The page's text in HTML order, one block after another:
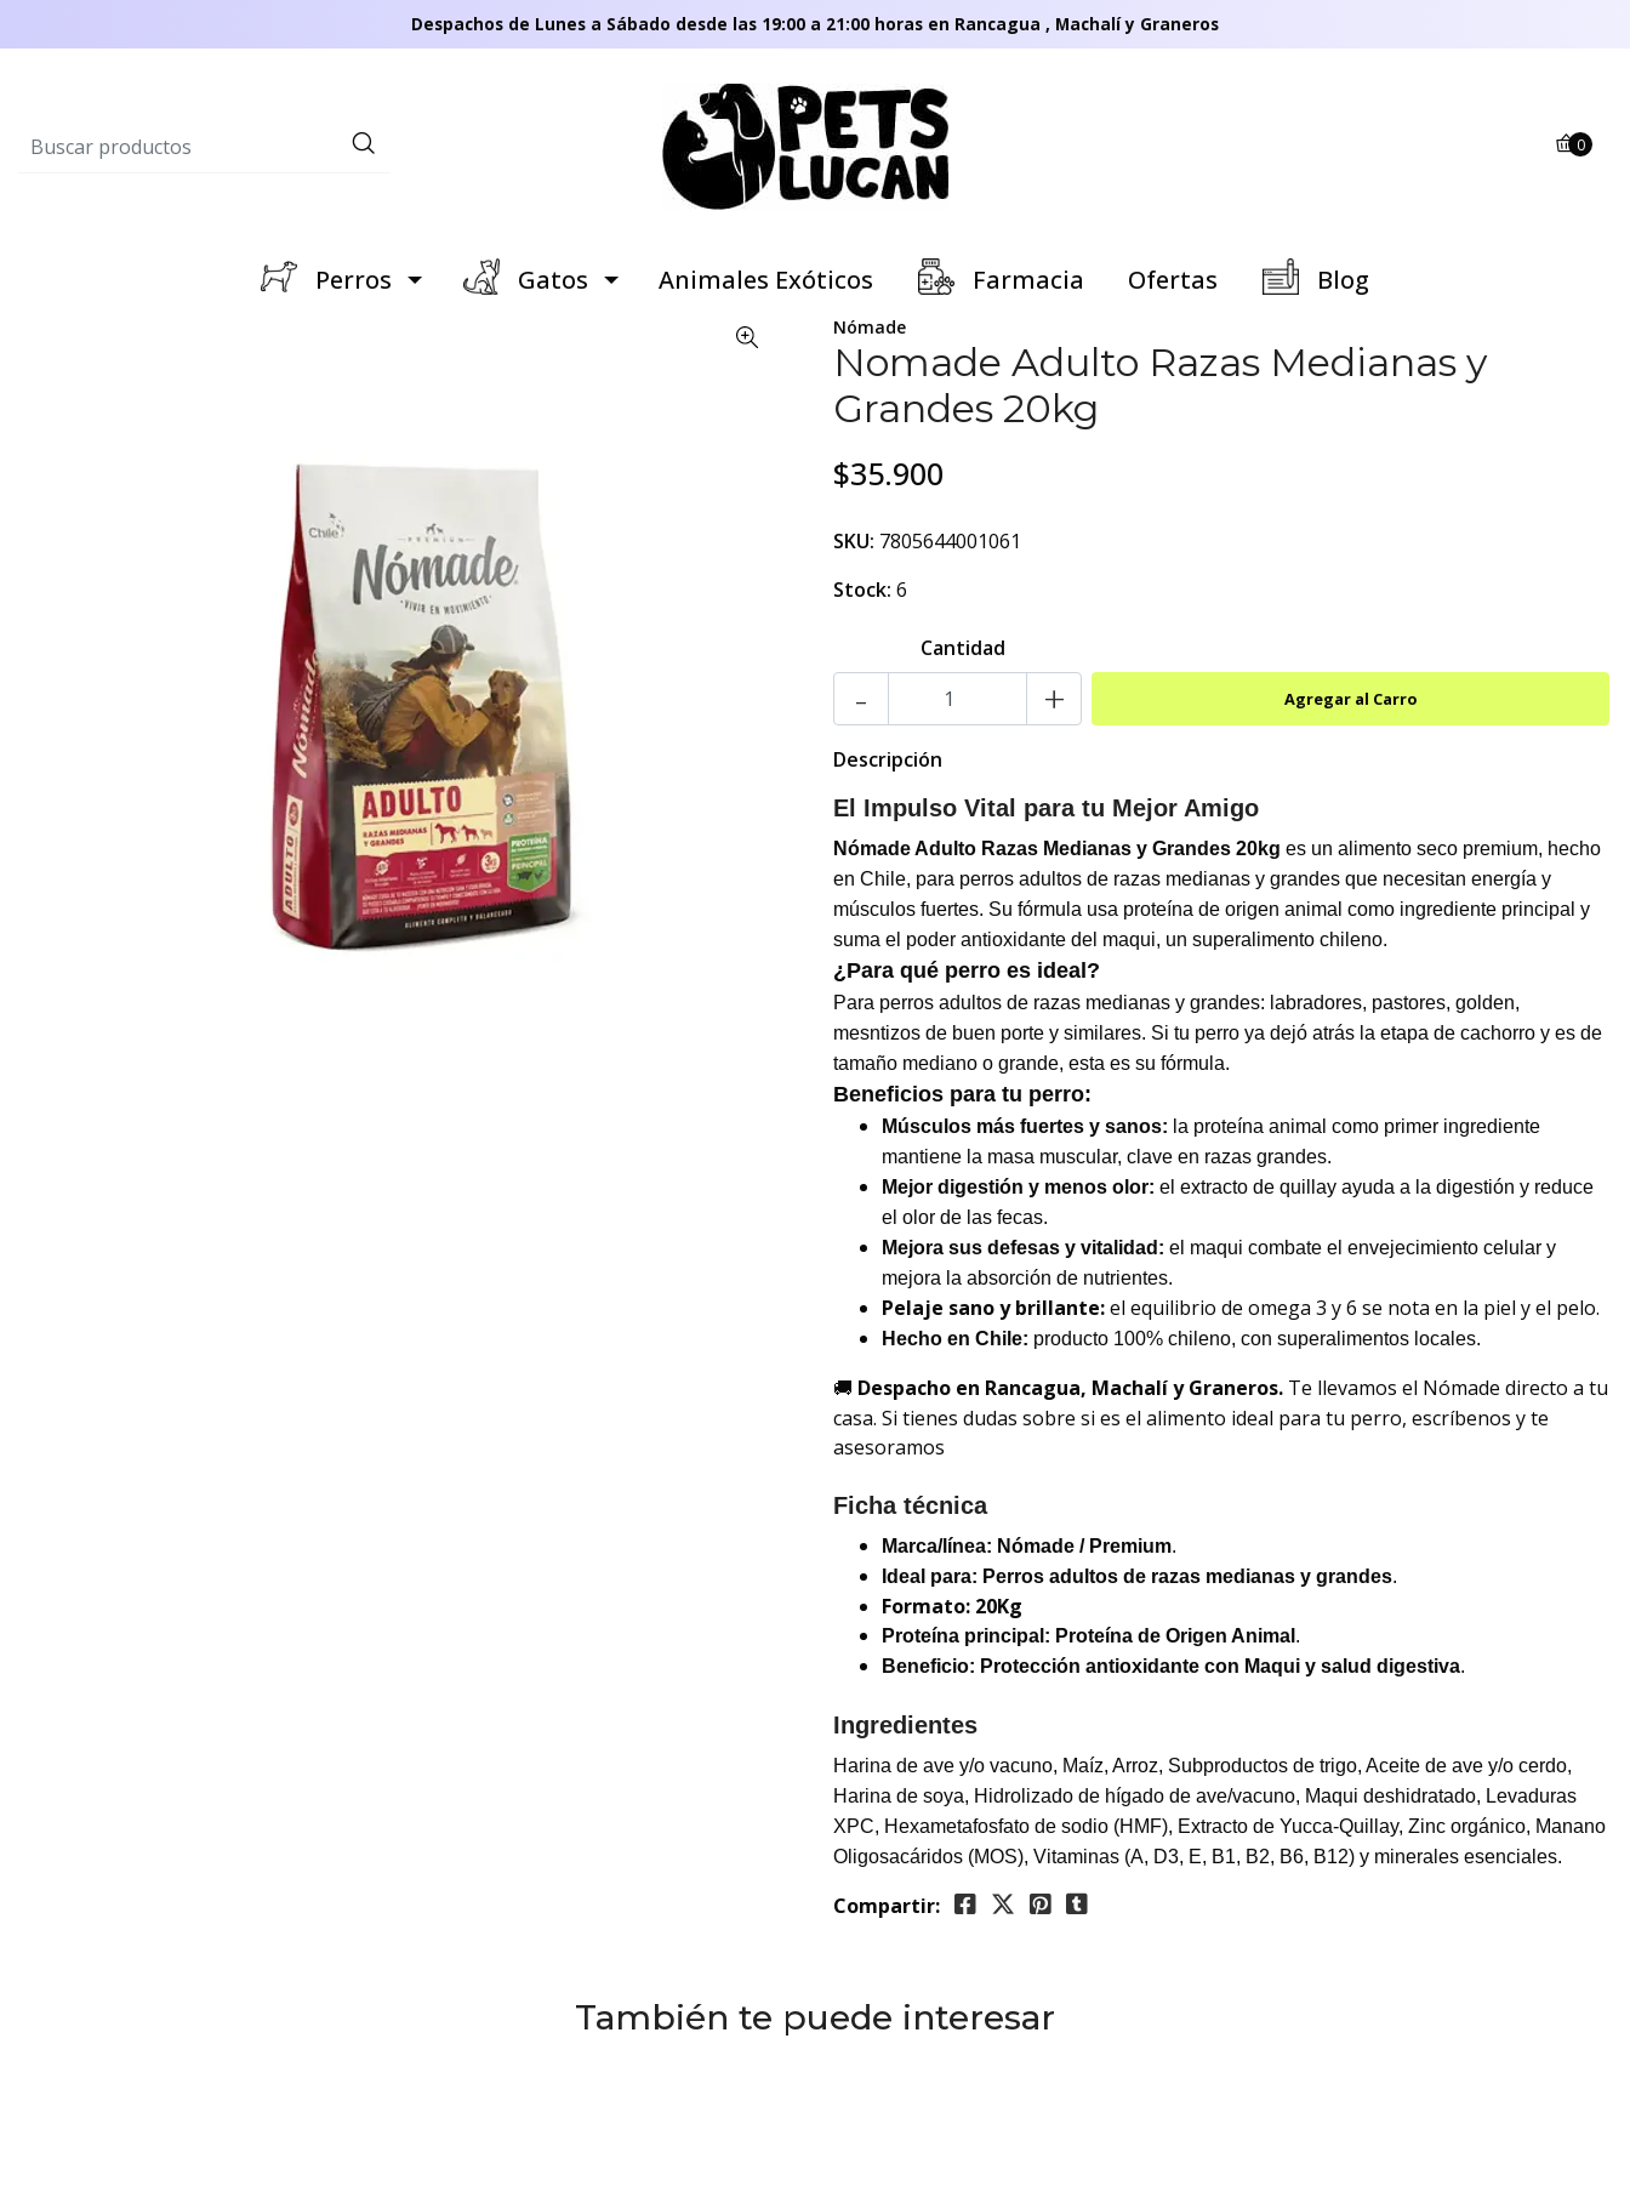
Despachos de Lunes a Sábado desde las 19:00 a 21:00 horas en Rancagua , Machalí y Graneros
0
Perros Gatos Animales Exóticos Farmacia Ofertas Blog
Nómade
Nomade Adulto Razas Medianas y
Grandes 20kg
$35.900
SKU: 7805644001061
Stock: 6
Cantidad
- +
Descripción
El Impulso Vital para tu Mejor Amigo
Nómade Adulto Razas Medianas y Grandes 20kg es un alimento seco premium, hecho
en Chile, para perros adultos de razas medianas y grandes que necesitan energía y
músculos fuertes. Su fórmula usa proteína de origen animal como ingrediente principal y
suma el poder antioxidante del maqui, un superalimento chileno.
¿Para qué perro es ideal?
Para perros adultos de razas medianas y grandes: labradores, pastores, golden,
mesntizos de buen porte y similares. Si tu perro ya dejó atrás la etapa de cachorro y es de
tamaño mediano o grande, esta es su fórmula.
Beneficios para tu perro:
Músculos más fuertes y sanos: la proteína animal como primer ingrediente
mantiene la masa muscular, clave en razas grandes.
Mejor digestión y menos olor: el extracto de quillay ayuda a la digestión y reduce
el olor de las fecas.
Mejora sus defesas y vitalidad: el maqui combate el envejecimiento celular y
mejora la absorción de nutrientes.
Pelaje sano y brillante:el equilibrio de omega 3 y 6 se nota en la piel y el pelo.
Hecho en Chile: producto 100% chileno, con superalimentos locales.
🚚 Despacho en Rancagua, Machalí y Graneros. Te llevamos el Nómade directo a tu
casa. Si tienes dudas sobre si es el alimento ideal para tu perro, escríbenos y te
asesoramos
Ficha técnica
Marca/línea: Nómade / Premium.
Ideal para: Perros adultos de razas medianas y grandes.
Formato: 20Kg
Proteína principal: Proteína de Origen Animal .
Beneficio: Protección antioxidante con Maqui y salud digestiva.
Ingredientes
Harina de ave y/o vacuno, Maíz, Arroz, Subproductos de trigo, Aceite de ave y/o cerdo,
Harina de soya, Hidrolizado de hígado de ave/vacuno, Maqui deshidratado, Levaduras
XPC, Hexametafosfato de sodio (HMF), Extracto de Yucca-Quillay, Zinc orgánico, Manano
Oligosacáridos (MOS), Vitaminas (A, D3, E, B1, B2, B6, B12) y minerales esenciales.
Compartir:
También te puede interesar